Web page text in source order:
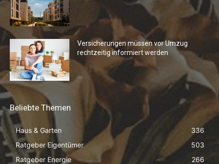
Versicherungen müssen vor Umzug
rechtzeitig informiert werden
Beliebte Themen
Haus & Garten
336
Ratgeber Eigentümer
503
Ratgeber Energie
266